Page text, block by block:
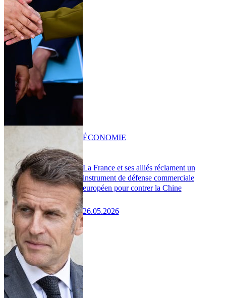
La France et ses alliés réclament un
instrument de défense commerciale
européen pour contrer la Chine
26.05.2026
ÉCONOMIE